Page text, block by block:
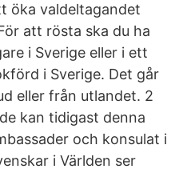
öka valdeltagandet
att rösta ska du ha
i Sverige eller i ett
i Sverige. Det går
eller från utlandet. 2
kan tidigast denna
och konsulat i
i Världen ser